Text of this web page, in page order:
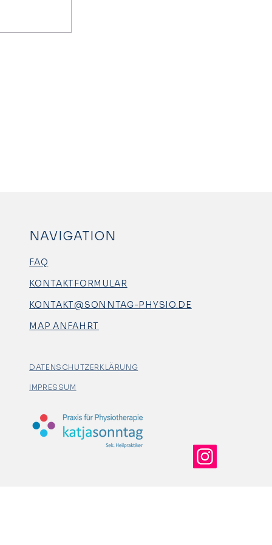
NAVIGATION
FAQ
KONTAKTFORMULAR
KONTAKT@SONNTAG-PHYSIO.DE
MAP ANFAHRT
DATENSCHUTZERKLÄRUNG
IMPRESSUM